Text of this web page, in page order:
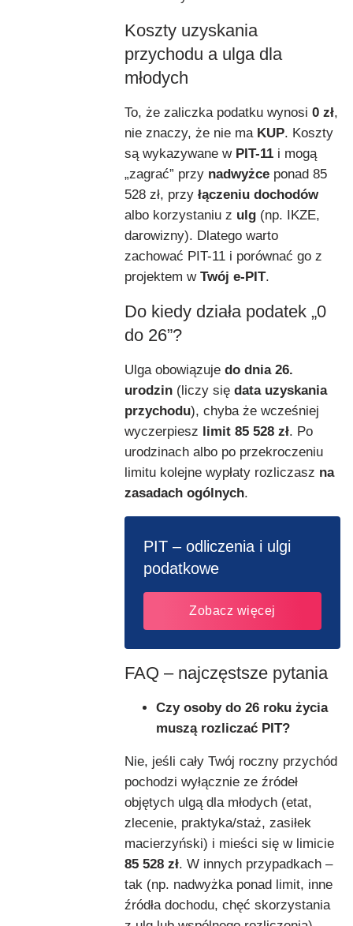
Koszty uzyskania
przychodu a ulga dla
młodych
To, że zaliczka podatku wynosi 0 zł,
nie znaczy, że nie ma KUP. Koszty
są wykazywane w PIT-11 i mogą
„zagrać” przy nadwyżce ponad 85
528 zł, przy łączeniu dochodów
albo korzystaniu z ulg (np. IKZE,
darowizny). Dlatego warto
zachować PIT-11 i porównać go z
projektem w Twój e-PIT.
Do kiedy działa podatek „0
do 26”?
Ulga obowiązuje do dnia 26.
urodzin (liczy się data uzyskania
przychodu), chyba że wcześniej
wyczerpiesz limit 85 528 zł. Po
urodzinach albo po przekroczeniu
limitu kolejne wypłaty rozliczasz na
zasadach ogólnych.
PIT – odliczenia i ulgi
podatkowe
Zobacz więcej
FAQ – najczęstsze pytania
Czy osoby do 26 roku życia
muszą rozliczać PIT?
Nie, jeśli cały Twój roczny przychód
pochodzi wyłącznie ze źródeł
objętych ulgą dla młodych (etat,
zlecenie, praktyka/staż, zasiłek
macierzyński) i mieści się w limicie
85 528 zł. W innych przypadkach –
tak (np. nadwyżka ponad limit, inne
źródła dochodu, chęć skorzystania